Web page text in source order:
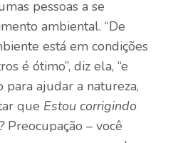
pessoas a se
ambiental. “De
está em condições
é ótimo”, diz ela, “e
ajudar a natureza,
que Estou corrigindo
Preocupação – você